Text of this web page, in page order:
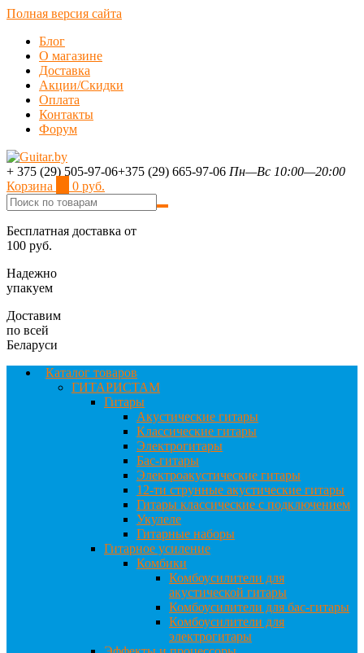
Полная версия сайта
Блог
О магазине
Доставка
Акции/Скидки
Оплата
Контакты
Форум
+ 375 (29) 505-97-06+375 (29) 665-97-06 Пн—Вс 10:00—20:00
Корзина
0 руб.
Бесплатная доставка от
100 руб.
Надежно
упакуем
Доставим
по всей
Беларуси
Каталог товаров
ГИТАРИСТАМ
Гитары
Акустические гитары
Классические гитары
Электрогитары
Бас-гитары
Электроакустические гитары
12-ти струнные акустические гитары
Гитары классические с подключением
Укулеле
Гитарные наборы
Гитарное усиление
Комбики
Комбоусилители для
акустической гитары
Комбоусилители для бас-гитары
Комбоусилители для
электрогитары